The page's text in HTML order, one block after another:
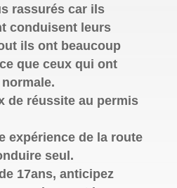
rassurés car ils
conduisent leurs
ils ont beaucoup
que ceux qui ont
de réussite au permis
expérience de la route
seul.
17ans, anticipez